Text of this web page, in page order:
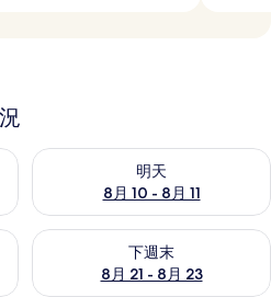
情況
明天
8月 10 - 8月 11
查看明天 (8月 10 - 8月 11) 的
供應情況
下週末
8月 21 - 8月 23
查看下週末 (8月 21 - 8月 23)